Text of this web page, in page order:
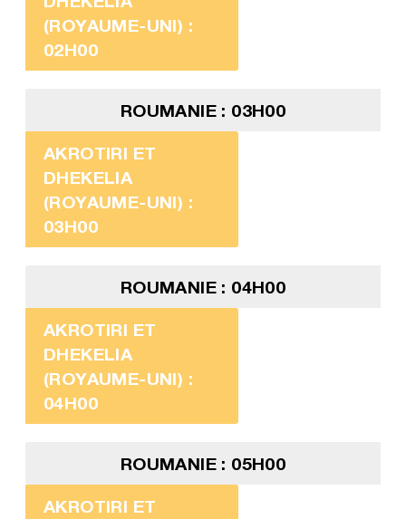
(ROYAUME-UNI) :
02H00
ROUMANIE : 03H00
AKROTIRI ET
DHEKELIA
(ROYAUME-UNI) :
03H00
ROUMANIE : 04H00
AKROTIRI ET
DHEKELIA
(ROYAUME-UNI) :
04H00
ROUMANIE : 05H00
AKROTIRI ET